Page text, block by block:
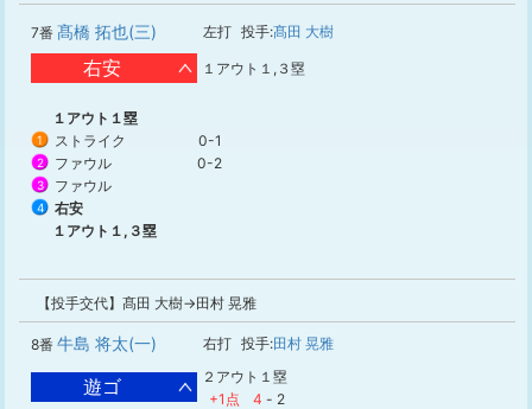
7番 髙橋 拓也(三) 左打 投手:髙田 大樹
右安 １アウト１,３塁
１アウト１塁
1 ストライク 0-1
2 ファウル 0-2
3 ファウル
4
右安
１アウト１,３塁
【投手交代】髙田 大樹→田村 晃雅
8番 牛島 将太(一) 右打 投手:田村 晃雅
遊ゴ
２アウト１塁
+1点
4 - 2